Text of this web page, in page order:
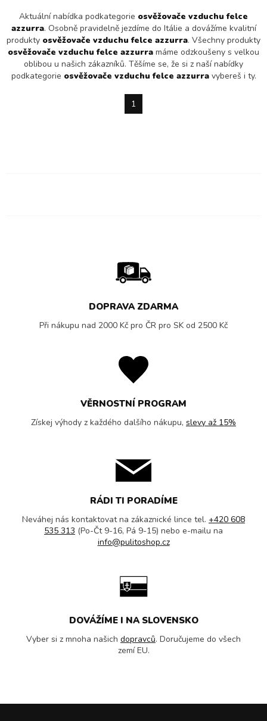
Aktuální nabídka podkategorie osvěžovače vzduchu felce
azzurra. Osobně pravidelně jezdíme do Itálie a dovážíme kvalitní
produkty osvěžovače vzduchu felce azzurra. Všechny produkty
osvěžovače vzduchu felce azzurra máme odzkoušeny s velkou
oblibou u našich zákazníků. Těšíme se, že si z naší nabídky
podkategorie osvěžovače vzduchu felce azzurravybereš i ty.
1
DOPRAVA ZDARMA
Při nákupu nad 2000 Kč pro ČR pro SK od 2500 Kč
VĚRNOSTNÍ PROGRAM
Získej výhody z každého dalšího nákupu, slevy až 15%
RÁDI TI PORADÍME
Neváhej nás kontaktovat na zákaznické lince tel. +420 608
535 313 (Po-Čt 9-16, Pá 9-15) nebo e-mailu na
info@pulitoshop.cz
DOVÁŽÍME I NA SLOVENSKO
Vyber si z mnoha našich dopravců. Doručujeme do všech
zemí EU.